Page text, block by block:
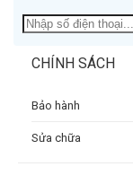
CHÍNH SÁCH
Bảo hành
Sửa chữa